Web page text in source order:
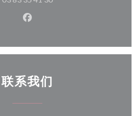
Facebook ((在新窗口中打开
联系我们